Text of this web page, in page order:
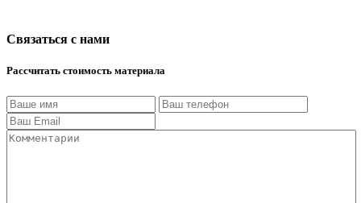
Связаться с нами
Рассчитать стоимость материала